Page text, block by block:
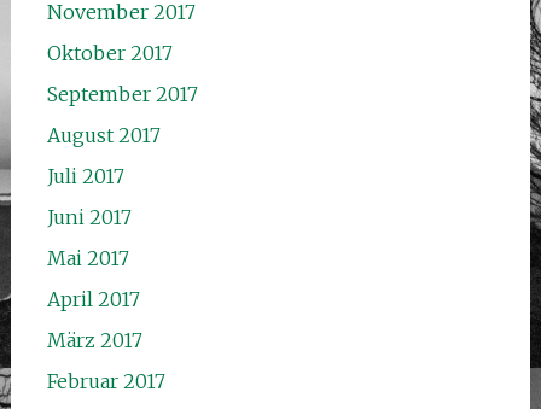
November 2017
Oktober 2017
September 2017
August 2017
Juli 2017
Juni 2017
Mai 2017
April 2017
März 2017
Februar 2017